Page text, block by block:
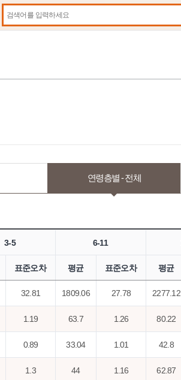
연령층별 - 전체
3-5 6-11
표준오차 평균 표준오차 평균
32.81 1809.06 27.78 2277.12
1.19 63.7 1.26 80.22
0.89 33.04 1.01 42.8
1.3 44 1.16 62.87